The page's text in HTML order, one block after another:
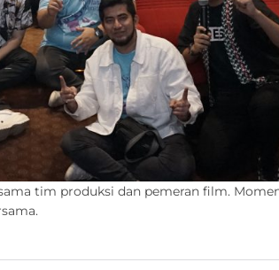
tim produksi dan pemeran film.